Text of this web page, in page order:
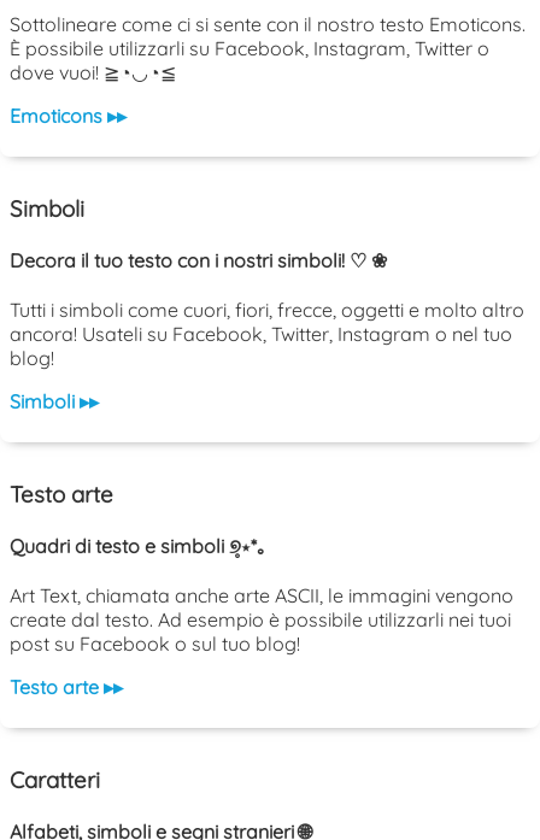
Sottolineare come ci si sente con il nostro testo Emoticons.
È possibile utilizzarli su Facebook, Instagram, Twitter o
dove vuoi! ≧◔◡◔≦
Emoticons ▸▸
Simboli
Decora il tuo testo con i nostri simboli! ♡ ❀
Tutti i simboli come cuori, fiori, frecce, oggetti e molto altro
ancora! Usateli su Facebook, Twitter, Instagram o nel tuo
blog!
Simboli ▸▸
Testo arte
Quadri di testo e simboli ୭̥⋆*｡
Art Text, chiamata anche arte ASCII, le immagini vengono
create dal testo. Ad esempio è possibile utilizzarli nei tuoi
post su Facebook o sul tuo blog!
Testo arte ▸▸
Caratteri
Alfabeti, simboli e segni stranieri 🌐